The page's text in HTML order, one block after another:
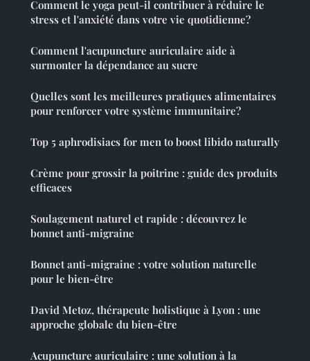
Comment le yoga peut-il contribuer à réduire le
stress et l'anxiété dans votre vie quotidienne?
Comment l'acupuncture auriculaire aide à
surmonter la dépendance au sucre
Quelles sont les meilleures pratiques alimentaires
pour renforcer votre système immunitaire?
Top 5 aphrodisiacs for men to boost libido naturally
Crème pour grossir la poitrine : guide des produits
efficaces
Soulagement naturel et rapide : découvrez le
bonnet anti-migraine
Bonnet anti-migraine : votre solution naturelle
pour le bien-être
David Metoz, thérapeute holistique à Lyon : une
approche globale du bien-être
Acupuncture auriculaire : une solution à la